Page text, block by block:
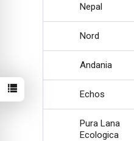
Nepal
Nord
Andania
Echos
Pura Lana
Ecologica